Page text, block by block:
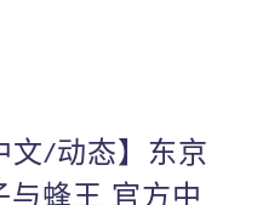
文/动态】东京
与蜂王 官方中